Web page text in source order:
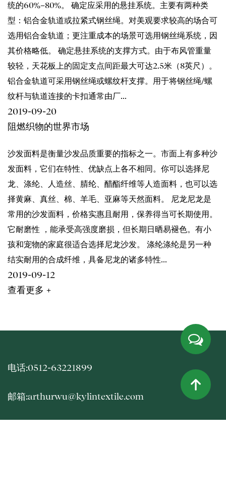
统的60%–80%。 确定应采用的悬挂系统。主要有两种类
型：铝合金轨道或拉紧式钢丝绳。对美观要求较高的场合可
选用铝合金轨道；更注重成本的场景可选用钢丝绳系统，因
其价格略低。 确定悬挂系统的支撑方式。由于布风管重量
较轻，天花板上的固定支点间距最大可达2.5米（8英尺）。
铝合金轨道可采用钢丝绳或螺纹杆支撑。用于将钢丝绳/螺
纹杆与轨道连接的卡扣通常由厂...
2019-09-20
阻燃织物的世界市场
沙发面料是衡量沙发品质重要的指标之一。市面上有多种沙
发面料，它们在特性、优缺点上各不相同。你可以选择尼
龙、涤纶、人造丝、腈纶、醋酯纤维等人造面料，也可以选
择黄麻、真丝、棉、羊毛、亚麻等天然面料。 尼龙尼龙是
常用的沙发面料，价格实惠且耐用，保养得当可长期使用。
它耐磨性 ，能承受高强度磨损，但长期日晒易褪色。有小
孩和宠物的家庭很适合选择尼龙沙发。 涤纶涤纶是另一种
结实耐用的合成纤维，具备尼龙的诸多特性...
2019-09-12
查看更多 +
电话:0512-63221899
邮箱:arthurwu@kylintextile.com